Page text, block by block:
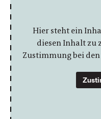
Hier steht ein
diesen Inhalt zu
Zustimmung bei